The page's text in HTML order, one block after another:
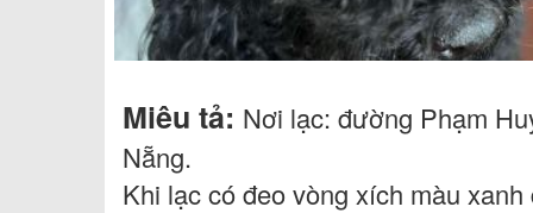
Miêu tả: Nơi lạc: đường Phạm
Nẵng.
Khi lạc có đeo vòng xích màu